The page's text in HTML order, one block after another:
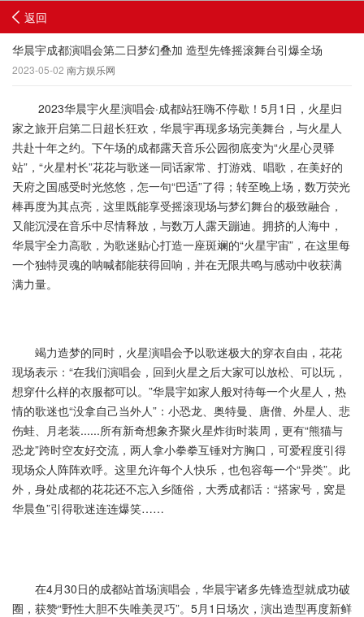
返回
华晨宇成都演唱会第二日梦幻叠加 造型先锋摇滚舞台引爆全场
2023-05-02 南方娱乐网
2023华晨宇火星演唱会·成都站狂嗨不停歇！5月1日，火星归
家之旅开启第二日超长狂欢，华晨宇再现多场完美舞台，与火星人
共赴十年之约。下午场的成都露天音乐公园彻底变为“火星心灵驿
站”，“火星村长”花花与歌迷一同话家常、打游戏、唱歌，在美好的
天府之国感受时光悠悠，怎一句“巴适”了得；转至晚上场，数万荧光
棒再度为其点亮，这里既能享受摇滚现场与梦幻舞台的极致融合，
又能沉浸在音乐中尽情释放，与数万人露天蹦迪。拥挤的人海中，
华晨宇全力高歌，为歌迷贴心打造一座斑斓的“火星宇宙”，在这里每
一个独特灵魂的呐喊都能获得回响，并在无限共鸣与感动中收获满
满力量。
竭力造梦的同时，火星演唱会予以歌迷极大的穿衣自由，花花
现场表示：“在我们演唱会，回到火星之后大家可以放松、可以玩，
想穿什么样的衣服都可以。”华晨宇如家人般对待每一个火星人，热
情的歌迷也“没拿自己当外人”：小恐龙、奥特曼、唐僧、外星人、悲
伤蛙、月老装......所有新奇想象齐聚火星炸街时装周，更有“熊猫与
恐龙”跨时空友好交流，两人拿小拳拳互锤对方胸口，可爱程度引得
现场众人阵阵欢呼。这里允许每个人快乐，也包容每一个“异类”。此
外，身处成都的花花还不忘入乡随俗，大秀成都话：“搭家号，窝是
华晨鱼”引得歌迷连连爆笑……
在4月30日的成都站首场演唱会，华晨宇诸多先锋造型就成功破
圈，获赞“野性大胆不失唯美灵巧”。5月1日场次，演出造型再度新鲜